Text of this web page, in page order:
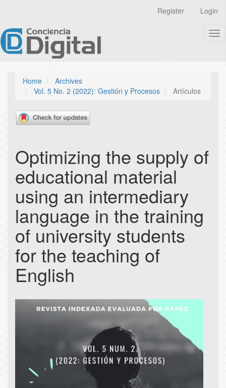
page
content
Main
Content
Sidebar
Register Login
Home
Archives
Vol. 5 No. 2 (2022): Gestión y Procesos
Artículos
Optimizing the supply of
educational material
using an intermediary
language in the training
of university students
for the teaching of
English
Article
Sidebar